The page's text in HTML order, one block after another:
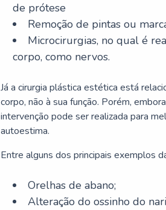
de prótese
Remoção de pintas ou
Microcirurgias, no qual é
corpo, como nervos.
Já a cirurgia plástica estética está
corpo, não à sua função. Porém,
intervenção pode ser realizada para
autoestima.
Entre alguns dos principais exemplos
Orelhas de abano;
Alteração do ossinho do